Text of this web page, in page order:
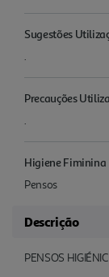
Sugestões
.
Precauções
.
Higiene Fiminina
Pensos
Descrição
PENSOS